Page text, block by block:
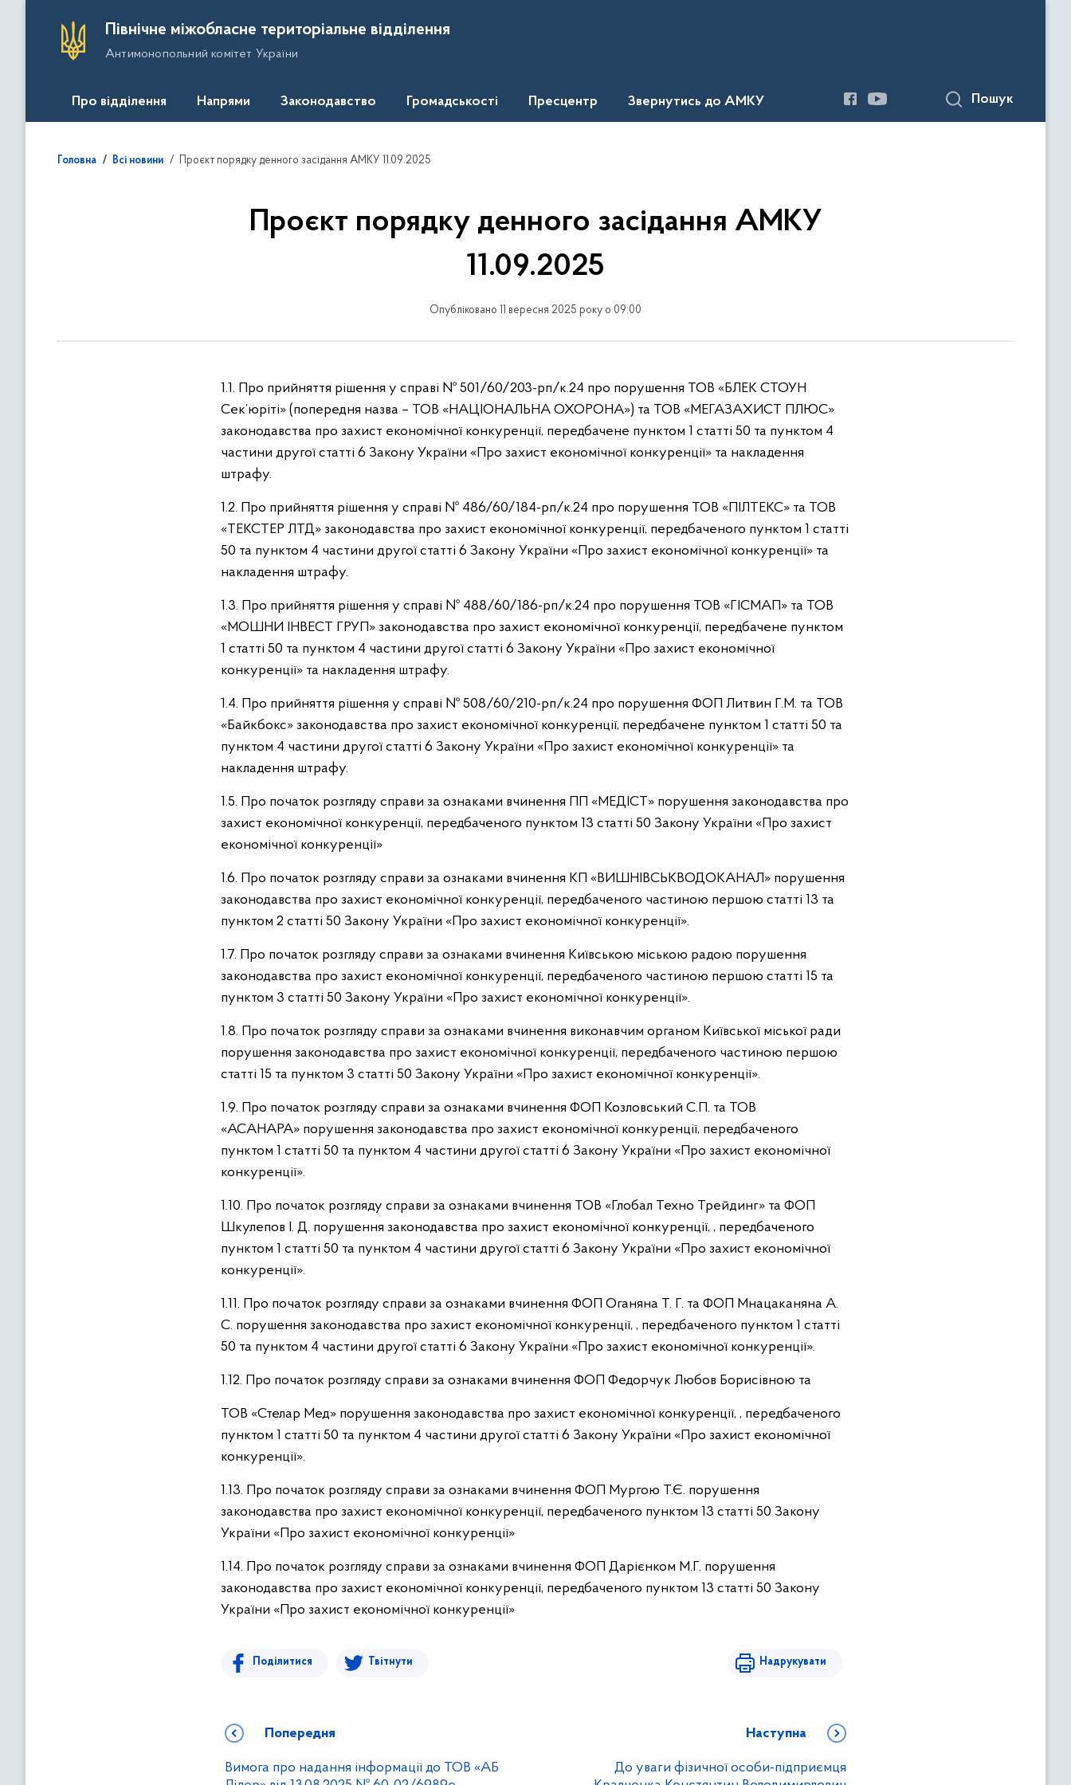
Північне міжобласне територіальне відділення
Антимонопольний комітет України
Про відділення Напрями Законодавство Громадськості Пресцентр Звернутись до АМКУ Пошук
Головна Всі новини Проєкт порядку денного засідання АМКУ 11.09.2025
Проєкт порядку денного засідання АМКУ
11.09.2025
Опубліковано 11 вересня 2025 року о 09:00
1.1. Про прийняття рішення у справі № 501/60/203-рп/к.24 про порушення ТОВ «БЛЕК СТОУН
Сек’юріті» (попередня назва – ТОВ «НАЦІОНАЛЬНА ОХОРОНА») та ТОВ «МЕГАЗАХИСТ ПЛЮС»
законодавства про захист економічної конкуренції, передбачене пунктом 1 статті 50 та пунктом 4
частини другої статті 6 Закону України «Про захист економічної конкуренції» та накладення
штрафу.
1.2. Про прийняття рішення у справі № 486/60/184-рп/к.24 про порушення ТОВ «ПІЛТЕКС» та ТОВ
«ТЕКСТЕР ЛТД» законодавства про захист економічної конкуренції, передбаченого пунктом 1 статті
50 та пунктом 4 частини другої статті 6 Закону України «Про захист економічної конкуренції» та
накладення штрафу.
1.3. Про прийняття рішення у справі № 488/60/186-рп/к.24 про порушення ТОВ «ГІСМАП» та ТОВ
«МОШНИ ІНВЕСТ ГРУП» законодавства про захист економічної конкуренції, передбачене пунктом
1 статті 50 та пунктом 4 частини другої статті 6 Закону України «Про захист економічної
конкуренції» та накладення штрафу.
1.4. Про прийняття рішення у справі № 508/60/210-рп/к.24 про порушення ФОП Литвин Г.М. та ТОВ
«Байкбокс» законодавства про захист економічної конкуренції, передбачене пунктом 1 статті 50 та
пунктом 4 частини другої статті 6 Закону України «Про захист економічної конкуренції» та
накладення штрафу.
1.5. Про початок розгляду справи за ознаками вчинення ПП «МЕДІСТ» порушення законодавства про
захист економічної конкуренції, передбаченого пунктом 13 статті 50 Закону України «Про захист
економічної конкуренції»
1.6. Про початок розгляду справи за ознаками вчинення КП «ВИШНІВСЬКВОДОКАНАЛ» порушення
законодавства про захист економічної конкуренції, передбаченого частиною першою статті 13 та
пунктом 2 статті 50 Закону України «Про захист економічної конкуренції».
1.7. Про початок розгляду справи за ознаками вчинення Київською міською радою порушення
законодавства про захист економічної конкуренції, передбаченого частиною першою статті 15 та
пунктом 3 статті 50 Закону України «Про захист економічної конкуренції».
1.8. Про початок розгляду справи за ознаками вчинення виконавчим органом Київської міської ради
порушення законодавства про захист економічної конкуренції, передбаченого частиною першою
статті 15 та пунктом 3 статті 50 Закону України «Про захист економічної конкуренції».
1.9. Про початок розгляду справи за ознаками вчинення ФОП Козловський С.П. та ТОВ
«АСАНАРА» порушення законодавства про захист економічної конкуренції, передбаченого
пунктом 1 статті 50 та пунктом 4 частини другої статті 6 Закону України «Про захист економічної
конкуренції».
1.10. Про початок розгляду справи за ознаками вчинення ТОВ «Глобал Техно Трейдинг» та ФОП
Шкулепов І. Д. порушення законодавства про захист економічної конкуренції, , передбаченого
пунктом 1 статті 50 та пунктом 4 частини другої статті 6 Закону України «Про захист економічної
конкуренції».
1.11. Про початок розгляду справи за ознаками вчинення ФОП Оганяна Т. Г. та ФОП Мнацаканяна А.
С. порушення законодавства про захист економічної конкуренції, , передбаченого пунктом 1 статті
50 та пунктом 4 частини другої статті 6 Закону України «Про захист економічної конкуренції».
1.12. Про початок розгляду справи за ознаками вчинення ФОП Федорчук Любов Борисівною та
ТОВ «Стелар Мед» порушення законодавства про захист економічної конкуренції, , передбаченого
пунктом 1 статті 50 та пунктом 4 частини другої статті 6 Закону України «Про захист економічної
конкуренції».
1.13. Про початок розгляду справи за ознаками вчинення ФОП Мургою Т.Є. порушення
законодавства про захист економічної конкуренції, передбаченого пунктом 13 статті 50 Закону
України «Про захист економічної конкуренції»
1.14. Про початок розгляду справи за ознаками вчинення ФОП Дарієнком М.Г. порушення
законодавства про захист економічної конкуренції, передбаченого пунктом 13 статті 50 Закону
України «Про захист економічної конкуренції»
Поділитися Твітнути Надрукувати
Попередня
Вимога про надання інформації до ТОВ «АБ
Наступна
До уваги фізичної особи-підприємця